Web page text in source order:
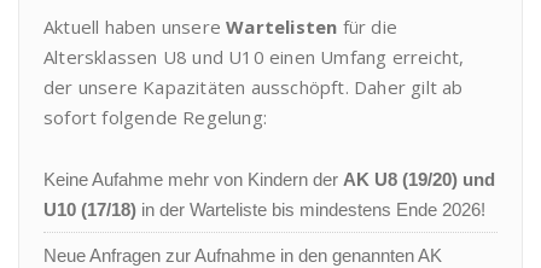
Aktuell haben unsereWartelisten für die
Altersklassen U8 und U10 einen Umfang erreicht,
der unsere Kapazitäten ausschöpft. Daher gilt ab
sofort folgende Regelung:
Keine Aufahme mehr von Kindern der AK U8 (19/20) und
U10 (17/18) in der Warteliste bis mindestens Ende 2026!
Neue Anfragen zur Aufnahme in den genannten AK